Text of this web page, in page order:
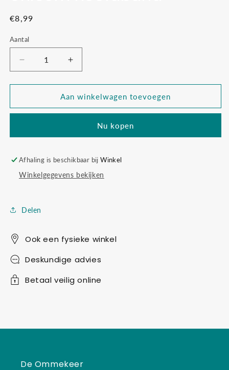
Normale
€8,99
Aantal
Aantal
verlagen
voor
hoofdband
Aantal
verhogen
voor
Unicorn
hoofdband
Aan winkelwagen toevoegen
Nu kopen
Afhaling is beschikbaar bijWinkel
Winkelgegevens bekijken
Delen
Ook een fysieke winkel
Deskundige advies
Betaal veilig online
De Ommekeer